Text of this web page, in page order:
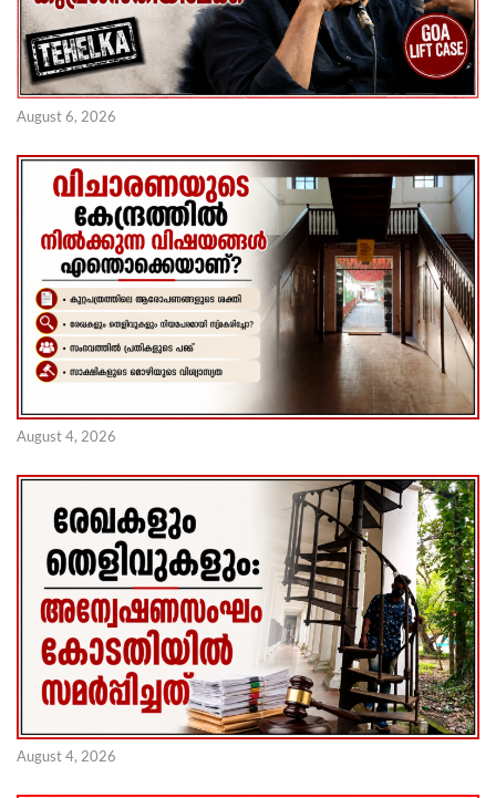
August 6, 2026
August 4, 2026
August 4, 2026